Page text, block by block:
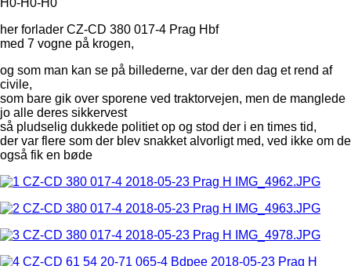
H0-H0-H0
her forlader CZ-CD 380 017-4 Prag Hbf
med 7 vogne på krogen,
og som man kan se på billederne, var der den dag et rend af
civile,
som bare gik over sporene ved traktorvejen, men de manglede
jo alle deres sikkervest
så pludselig dukkede politiet op og stod der i en times tid,
der var flere som der blev snakket alvorligt med, ved ikke om de
også fik en bøde